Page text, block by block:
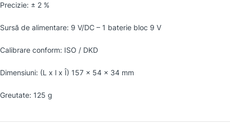
Precizie: ± 2 %
Sursă de alimentare: 9 V/DC – 1 baterie bloc 9 V
Calibrare conform: ISO / DKD
Dimensiuni: (L x l x Î) 157 x 54 x 34 mm
Greutate: 125 g